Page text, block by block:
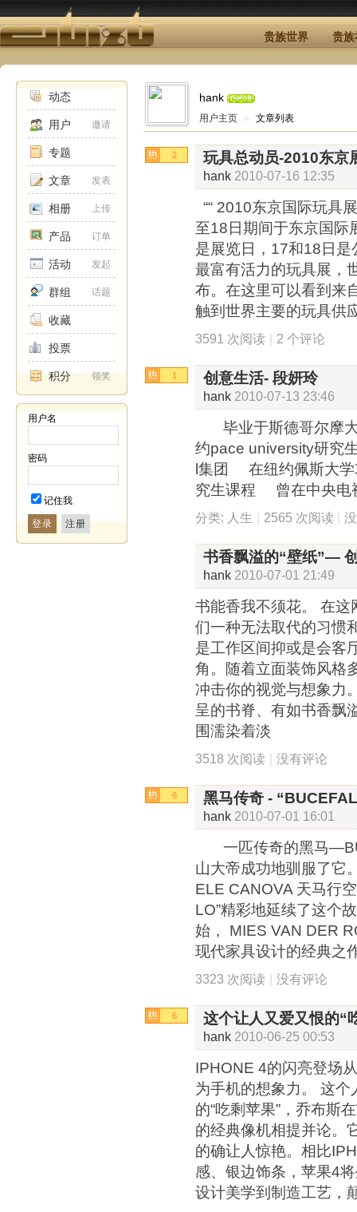
贵族世界 贵族
动态
用户 邀请
专题
文章 发表
相册 上传
产品 订单
活动 发起
群组 话题
收藏
投票
积分 领奖
用户名
密码
记住我
登录
hank
用户主页 » 文章列表
2 玩具总动员-2010东京
hank 2010-07-16 12:35
““ 2010东京国际玩具
至18日期间于东京国际
是展览日，17和18日
最富有活力的玩具展，
布。在这里可以看到来
触到世界主要的玩具供
3591 次阅读 | 2 个评论
1 创意生活- 段妍玲
hank 2010-07-13 23:46
毕业于斯德哥尔摩
约pace university研究
l集团 在纽约佩斯大学
究生课程 曾在中央
分类: 人生 | 2565 次阅读 |
书香飘溢的“壁纸”—
hank 2010-07-01 21:49
书能香我不须花。 在
们一种无法取代的习惯
是工作区间抑或是会客
角。随着立面装饰风格
冲击你的视觉与想象力
呈的书脊、有如书香飘
围濡染着淡
3518 次阅读 | 没有评论
6 黑马传奇 -
hank 2010-07-01 16:01
一匹传奇的黑马
山大帝成功地驯服了它
ELE CANOVA 天马行
LO”精彩地延续了这个
始， MIES VAN DER
现代家具设计的经典之
3323 次阅读 | 没有评论
6 这个让人又爱又恨的“
hank 2010-06-25 00:53
IPHONE 4的闪亮登场
为手机的想象力。 这
的“吃剩苹果”，乔布斯
的经典像机相提并论。
的确让人惊艳。相比
感、银边饰条，苹果4
设计美学到制造工艺，